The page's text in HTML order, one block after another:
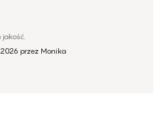
przez Monika